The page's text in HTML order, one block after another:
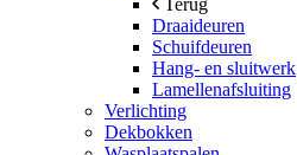
Terug
Draaideuren
Schuifdeuren
Hang- en sluitwerk
Lamellenafsluiting
Verlichting
Dekbokken